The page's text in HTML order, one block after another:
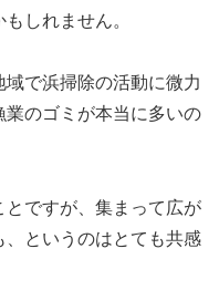
しれません。
で浜掃除の活動に微力
のゴミが本当に多いの
ですが、集まって広が
、というのはとても共感